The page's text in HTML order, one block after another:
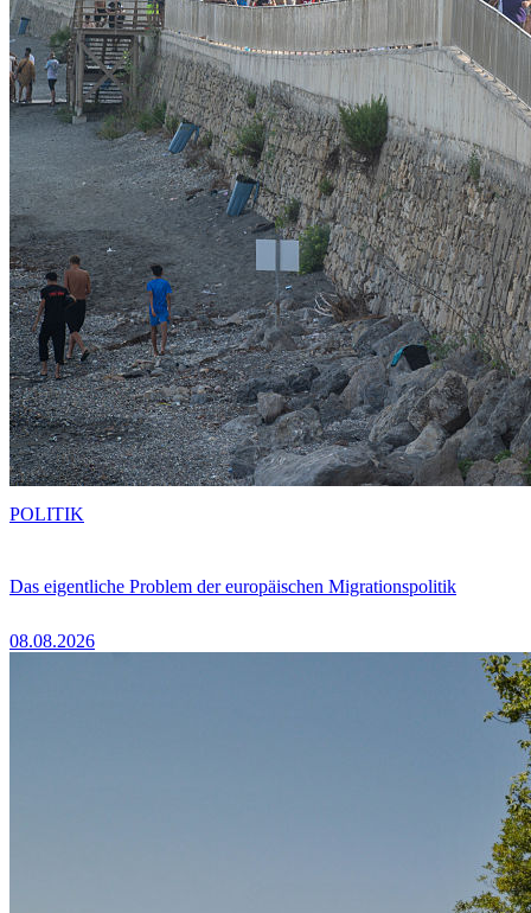
Das eigentliche Problem der europäischen Migrationspolitik
08.08.2026
POLITIK